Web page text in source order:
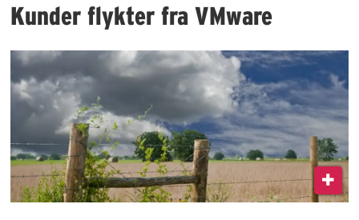
Kunder flykter fra VMware